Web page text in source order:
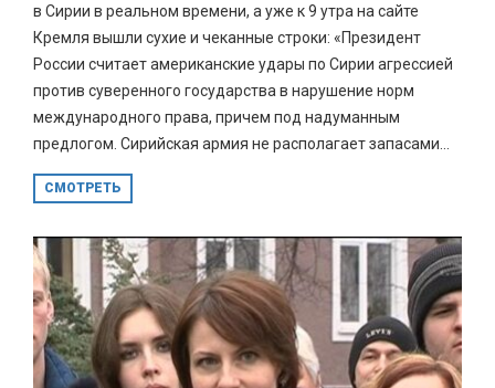
в Сирии в реальном времени, а уже к 9 утра на сайте
Кремля вышли сухие и чеканные строки: «Президент
России считает американские удары по Сирии агрессией
против суверенного государства в нарушение норм
международного права, причем под надуманным
предлогом. Сирийская армия не располагает запасами...
СМОТРЕТЬ